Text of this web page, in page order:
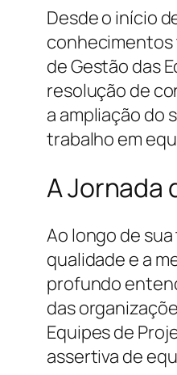
Desde o início
conhecimentos
de Gestão das
resolução de
a ampliação do
trabalho em
A Jornada
Ao longo de
qualidade e a
profundo
das
Equipes de
assertiva de